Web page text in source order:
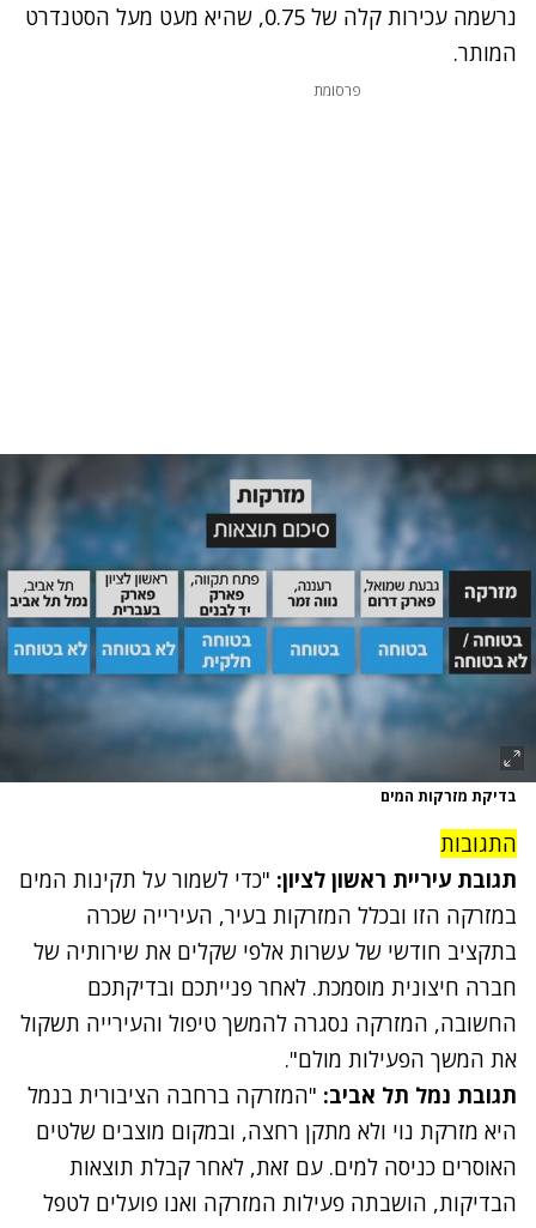
נרשמה עכירות קלה של 0.75, שהיא מעט מעל הסטנדרט
המותר.
פרסומת
בדיקת מזרקות המים
התגובות
תגובת עיריית ראשון לציון: "כדי לשמור על תקינות המים
במזרקה הזו ובכלל המזרקות בעיר, העירייה שכרה
בתקציב חודשי של עשרות אלפי שקלים את שירותיה של
חברה חיצונית מוסמכת. לאחר פנייתכם ובדיקתכם
החשובה, המזרקה נסגרה להמשך טיפול והעירייה תשקול
את המשך הפעילות מולם".
תגובת נמל תל אביב: "המזרקה ברחבה הציבורית בנמל
היא מזרקת נוי ולא מתקן רחצה, ובמקום מוצבים שלטים
האוסרים כניסה למים. עם זאת, לאחר קבלת תוצאות
הבדיקות, הושבתה פעילות המזרקה ואנו פועלים לטפל